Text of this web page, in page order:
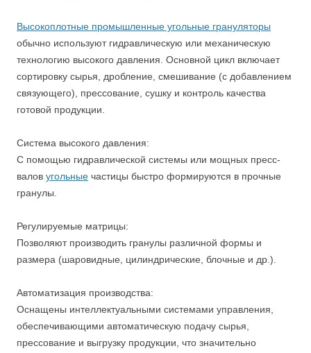
Высокоплотные промышленные угольные грануляторы
обычно используют гидравлическую или механическую
технологию высокого давления. Основной цикл включает
сортировку сырья, дробление, смешивание (с добавлением
связующего), прессование, сушку и контроль качества
готовой продукции.
Система высокого давления:
С помощью гидравлической системы или мощных пресс-
валов угольные частицы быстро формируются в прочные
гранулы.
Регулируемые матрицы:
Позволяют производить гранулы различной формы и
размера (шаровидные, цилиндрические, блочные и др.).
Автоматизация производства:
Оснащены интеллектуальными системами управления,
обеспечивающими автоматическую подачу сырья,
прессование и выгрузку продукции, что значительно